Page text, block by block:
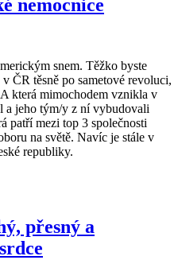
nemocnice
snem. Těžko byste
ČR těsně po sametové revoluci,
která mimochodem vznikla v
a jeho tým/y z ní vybudovali
patří mezi top 3 společnosti
na světě. Navíc je stále v
republiky.
přesný a